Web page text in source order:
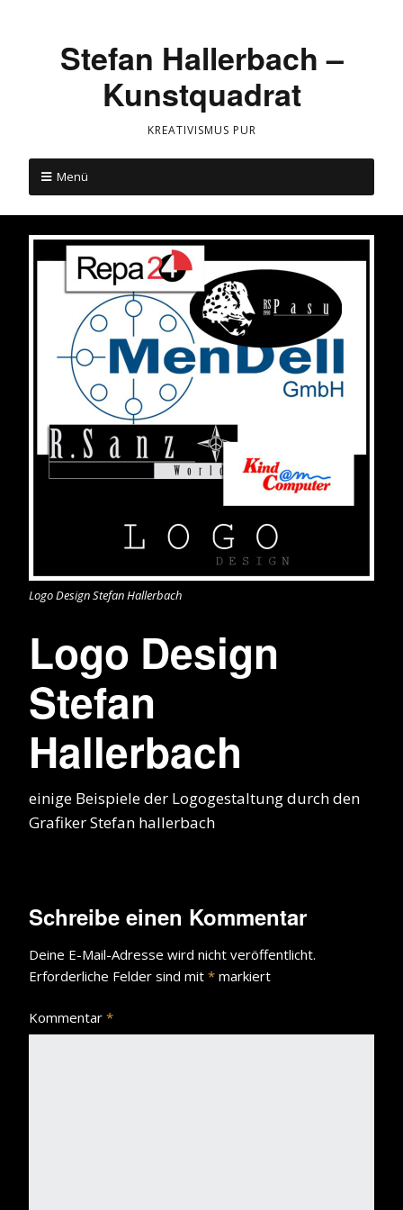
Stefan Hallerbach –
Kunstquadrat
KREATIVISMUS PUR
Menü
Logo Design Stefan Hallerbach
Logo Design
Stefan
Hallerbach
einige Beispiele der Logogestaltung durch den
Grafiker Stefan hallerbach
Schreibe einen Kommentar
Deine E-Mail-Adresse wird nicht veröffentlicht.
Erforderliche Felder sind mit * markiert
Kommentar *